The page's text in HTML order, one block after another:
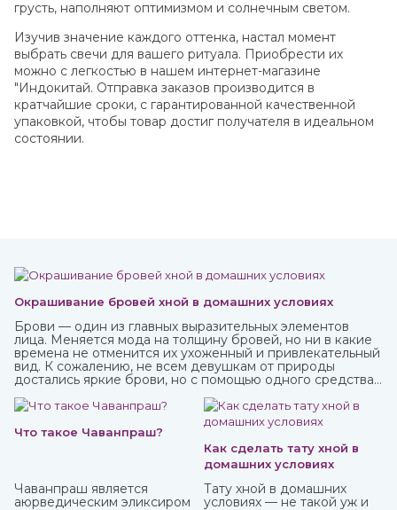
грусть, наполняют оптимизмом и солнечным светом.
Изучив значение каждого оттенка, настал момент
выбрать свечи для вашего ритуала. Приобрести их
можно с легкостью в нашем интернет-магазине
"Индокитай. Отправка заказов производится в
кратчайшие сроки, с гарантированной качественной
упаковкой, чтобы товар достиг получателя в идеальном
состоянии.
Окрашивание бровей хной в домашних условиях
Брови — один из главных выразительных элементов
лица. Меняется мода на толщину бровей, но ни в какие
времена не отменится их ухоженный и привлекательный
вид. К сожалению, не всем девушкам от природы
достались яркие брови, но с помощью одного средства
которую можно приобрести в интернет-магазине
Что такое Чаванпраш?
Чаванпраш является
аюрведическим эликсиром
Как сделать тату хной в
домашних условиях
Тату хной в домашних
условиях — не такой уж и